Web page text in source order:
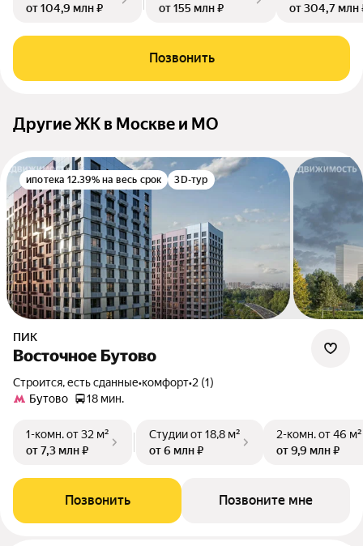
от 104,9 млн ₽ от 155 млн ₽ от 304,7 млн
Позвонить
Другие ЖК в Москве и МО
ипотека 12.39% на весь срок 3D-тур
ПИК
Восточное Бутово
Строится, есть сданные•комфорт•2 (1)
Бутово
18 мин.
1-комн.от 32 м²
от 7,3 млн ₽
Студииот 18,8 м²
от 6 млн ₽
2-комн.от 46 м²
от 9,9 млн ₽
Позвонить Позвоните мне